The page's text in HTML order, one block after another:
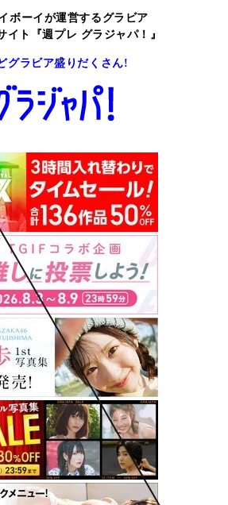
ボーイが運営するグラビア
イト『週プレ グラジャパ！』
グラビア盛りだくさん!